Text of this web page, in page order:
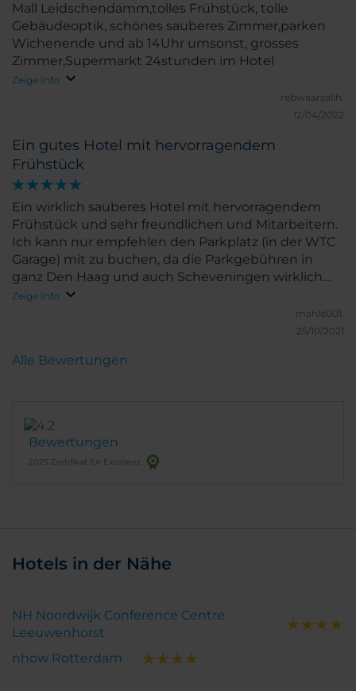
Mall Leidschendamm,tolles Frühstück, tolle
Gebäudeoptik, schönes sauberes Zimmer,parken
Wichenende und ab 14Uhr umsonst, grosses
Zimmer,Supermarkt 24stunden im Hotel
Zeige Info
rebwaarsalih.
12/04/2022
Ein gutes Hotel mit hervorragendem
Frühstück
Ein wirklich sauberes Hotel mit hervorragendem
Frühstück und sehr freundlichen und Mitarbeitern.
Ich kann nur empfehlen den Parkplatz (in der WTC
Garage) mit zu buchen, da die Parkgebühren in
ganz Den Haag und auch Scheveningen wirklich
sehr hoch sind (zwischen 0,90 und 1,40 EUR für 15
min). Als einziger negativer Punkt, war leider der
Matratzentopper zu groß für das Bett und stand
Zeige Info
mahle001.
25/10/2021
Bewertungen
2025 Zertifikat für Exzellenz
Alle Bewertungen
Hotels in der Nähe
NH Noordwijk Conference Centre
Leeuwenhorst
nhow Rotterdam